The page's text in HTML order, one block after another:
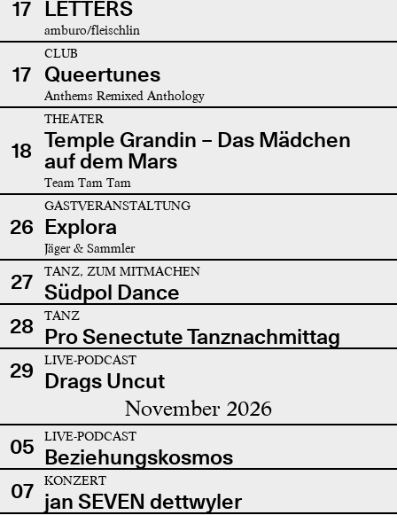
17 LETTERS
amburo/fleischlin
17
CLUB
Queertunes
Anthems Remixed Anthology
18
THEATER
Temple Grandin – Das Mädchen
auf dem Mars
Team Tam Tam
26
GASTVERANSTALTUNG
Explora
Jäger & Sammler
27 TANZ, ZUM MITMACHEN
Südpol Dance
28
TANZ
Pro Senectute Tanznachmittag
29
LIVE-PODCAST
Drags Uncut
November 2026
05 LIVE-PODCAST
Beziehungskosmos
07
KONZERT
jan SEVEN dettwyler